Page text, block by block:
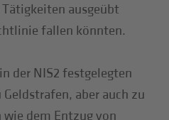
ausgeübt
fallen könnten.
der NIS2 festgelegten
aber auch zu
dem Entzug von